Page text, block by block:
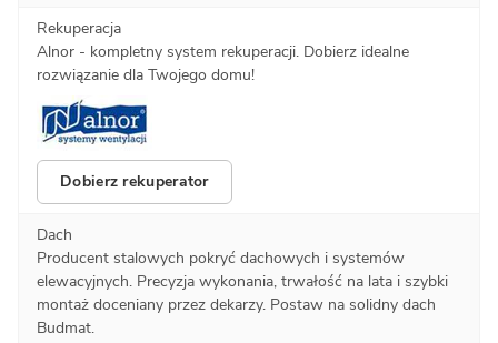
Rekuperacja
Alnor - kompletny system rekuperacji. Dobierz idealne
rozwiązanie dla Twojego domu!
Dobierz rekuperator
Dach
Producent stalowych pokryć dachowych i systemów
elewacyjnych. Precyzja wykonania, trwałość na lata i szybki
montaż doceniany przez dekarzy. Postaw na solidny dach
Budmat.